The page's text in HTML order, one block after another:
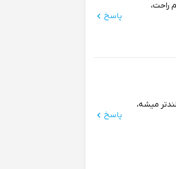
راحت،
پاسخ
میشه،
پاسخ